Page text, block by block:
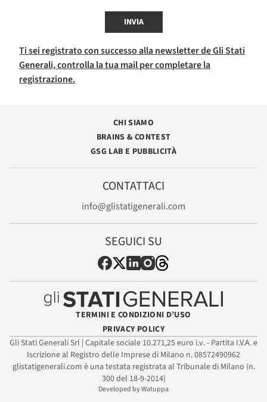
INVIA
Ti sei registrato con successo alla newsletter de Gli Stati
Generali, controlla la tua mail per completare la
registrazione.
CHI SIAMO
BRAINS & CONTEST
GSG LAB E PUBBLICITÀ
CONTATTACI
info@glistatigenerali.com
SEGUICI SU
TERMINI E CONDIZIONI D’USO
PRIVACY POLICY
Gli Stati Generali Srl | Capitale sociale 10.271,25 euro i.v. - Partita I.V.A. e
Iscrizione al Registro delle Imprese di Milano n. 08572490962
glistatigenerali.com è una testata registrata al Tribunale di Milano (n.
300 del 18-9-2014)
Developed by Watuppa